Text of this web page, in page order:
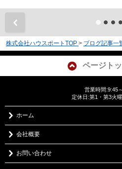
株式会社ハウスポートTOP > ブログ記事一
ページト
営業時間:9:45
定休日:第1・第3火
ホーム
会社概要
お問い合わせ